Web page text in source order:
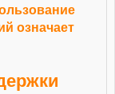
означает